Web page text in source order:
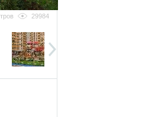
29984